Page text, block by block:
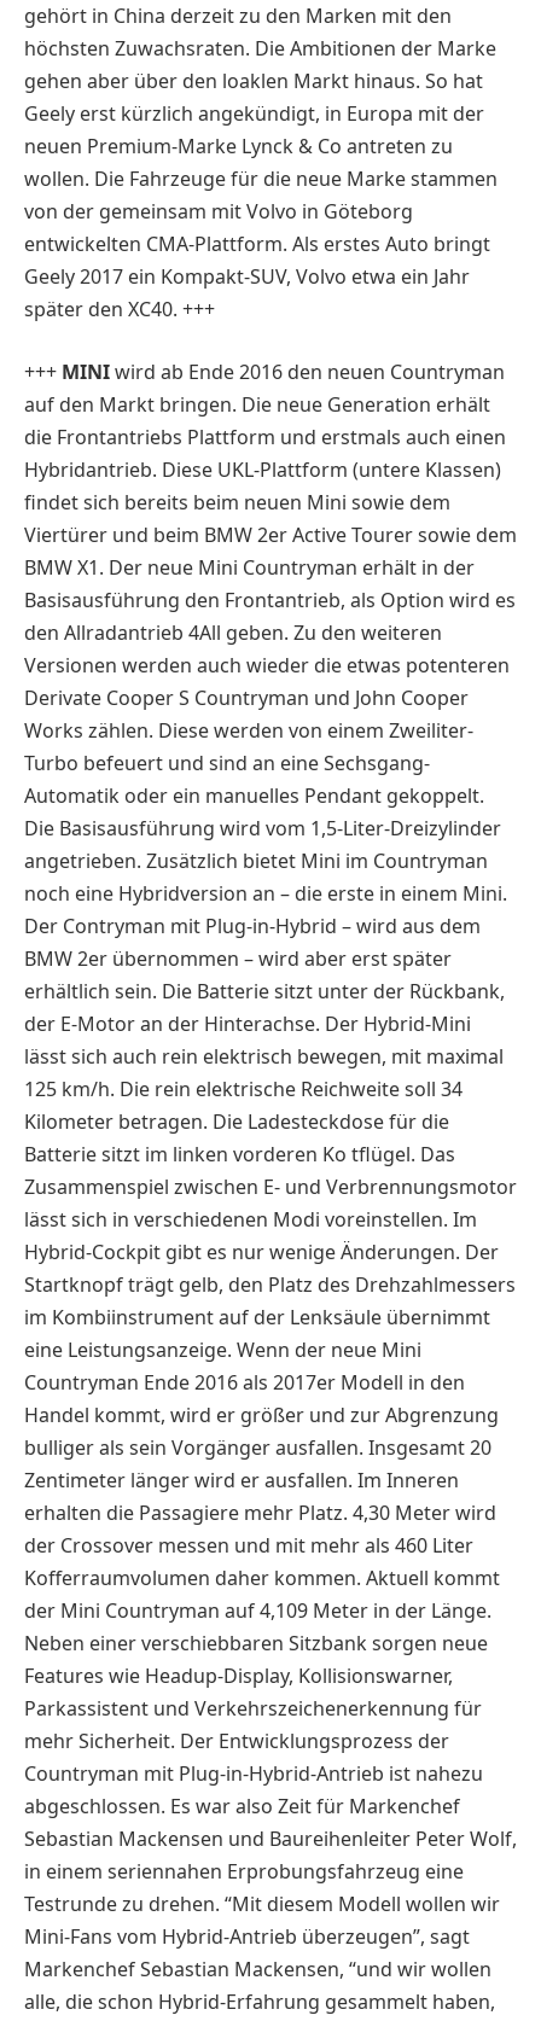
gehört in China derzeit zu den Marken mit den
höchsten Zuwachsraten. Die Ambitionen der Marke
gehen aber über den loaklen Markt hinaus. So hat
Geely erst kürzlich angekündigt, in Europa mit der
neuen Premium-Marke Lynck & Co antreten zu
wollen. Die Fahrzeuge für die neue Marke stammen
von der gemeinsam mit Volvo in Göteborg
entwickelten CMA-Plattform. Als erstes Auto bringt
Geely 2017 ein Kompakt-SUV, Volvo etwa ein Jahr
später den XC40. +++
+++ MINIwird ab Ende 2016 den neuen Countryman
auf den Markt bringen. Die neue Generation erhält
die Frontantriebs Plattform und erstmals auch einen
Hybridantrieb. Diese UKL-Plattform (untere Klassen)
findet sich bereits beim neuen Mini sowie dem
Viertürer und beim BMW 2er Active Tourer sowie dem
BMW X1. Der neue Mini Countryman erhält in der
Basisausführung den Frontantrieb, als Option wird es
den Allradantrieb 4All geben. Zu den weiteren
Versionen werden auch wieder die etwas potenteren
Derivate Cooper S Countryman und John Cooper
Works zählen. Diese werden von einem Zweiliter-
Turbo befeuert und sind an eine Sechsgang-
Automatik oder ein manuelles Pendant gekoppelt.
Die Basisausführung wird vom 1,5-Liter-Dreizylinder
angetrieben. Zusätzlich bietet Mini im Countryman
noch eine Hybridversion an – die erste in einem Mini.
Der Contryman mit Plug-in-Hybrid – wird aus dem
BMW 2er übernommen – wird aber erst später
erhältlich sein. Die Batterie sitzt unter der Rückbank,
der E-Motor an der Hinterachse. Der Hybrid-Mini
lässt sich auch rein elektrisch bewegen, mit maximal
125 km/h. Die rein elektrische Reichweite soll 34
Kilometer betragen. Die Ladesteckdose für die
Batterie sitzt im linken vorderen Ko tflügel. Das
Zusammenspiel zwischen E- und Verbrennungsmotor
lässt sich in verschiedenen Modi voreinstellen. Im
Hybrid-Cockpit gibt es nur wenige Änderungen. Der
Startknopf trägt gelb, den Platz des Drehzahlmessers
im Kombiinstrument auf der Lenksäule übernimmt
eine Leistungsanzeige. Wenn der neue Mini
Countryman Ende 2016 als 2017er Modell in den
Handel kommt, wird er größer und zur Abgrenzung
bulliger als sein Vorgänger ausfallen. Insgesamt 20
Zentimeter länger wird er ausfallen. Im Inneren
erhalten die Passagiere mehr Platz. 4,30 Meter wird
der Crossover messen und mit mehr als 460 Liter
Kofferraumvolumen daher kommen. Aktuell kommt
der Mini Countryman auf 4,109 Meter in der Länge.
Neben einer verschiebbaren Sitzbank sorgen neue
Features wie Headup-Display, Kollisionswarner,
Parkassistent und Verkehrszeichenerkennung für
mehr Sicherheit. Der Entwicklungsprozess der
Countryman mit Plug-in-Hybrid-Antrieb ist nahezu
abgeschlossen. Es war also Zeit für Markenchef
Sebastian Mackensen und Baureihenleiter Peter Wolf,
in einem seriennahen Erprobungsfahrzeug eine
Testrunde zu drehen. “Mit diesem Modell wollen wir
Mini-Fans vom Hybrid-Antrieb überzeugen”, sagt
Markenchef Sebastian Mackensen, “und wir wollen
alle, die schon Hybrid-Erfahrung gesammelt haben,